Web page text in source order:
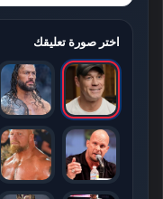
اختر صورة تعليقك